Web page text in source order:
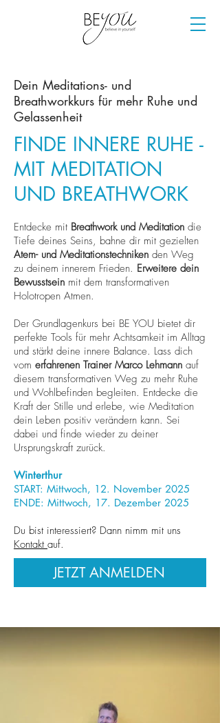
Dein Meditations- und
Breathworkkurs für mehr Ruhe und
Gelassenheit
FINDE INNERE RUHE -
MIT MEDITATION
UND BREATHWORK
Entdecke mit Breathwork und Meditation die
Tiefe deines Seins, bahne dir mit gezielten
Atem- und Meditationstechniken den Weg
zu deinem innerem Frieden. Erweitere dein
Bewusstsein mit dem transformativen
Holotropen Atmen.
Der Grundlagenkurs bei BE YOU bietet dir
perfekte Tools für mehr Achtsamkeit im Alltag
und stärkt deine innere Balance. Lass dich
vom erfahrenen Trainer Marco Lehmann auf
diesem transformativen Weg zu mehr Ruhe
und Wohlbefinden begleiten. Entdecke die
Kraft der Stille und erlebe, wie Meditation
dein Leben positiv verändern kann. Sei
dabei und finde wieder zu deiner
Ursprungskraft zurück.
Winterthur
START: Mittwoch, 12. November 2025
ENDE: Mittwoch, 17. Dezember 2025
Du bist interessiert? Dann nimm mit uns
Kontakt auf.
JETZT ANMELDEN